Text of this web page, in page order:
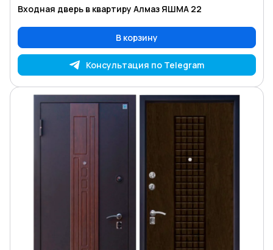
Входная дверь в квартиру Алмаз ЯШМА 22
В корзину
Консультация по Telegram